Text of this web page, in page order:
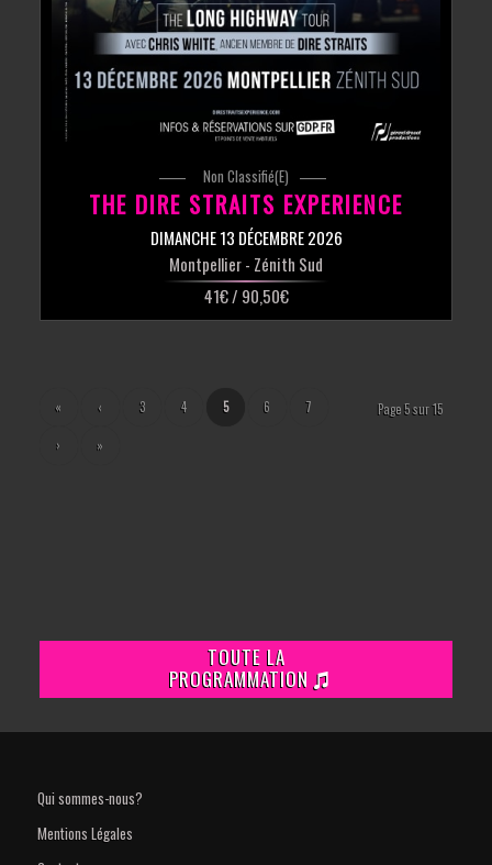
Non Classifié(e)
THE DIRE STRAITS EXPERIENCE
DIMANCHE 13 DÉCEMBRE 2026
Montpellier- Zénith Sud
41€ / 90,50€
Page 5 sur 15
« ‹ 3 4 5 6 7
› »
TOUTE LA
PROGRAMMATION
Qui sommes-nous?
Mentions Légales